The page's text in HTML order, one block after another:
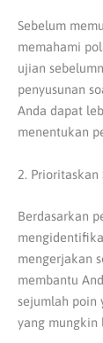
Sebelum
memahami
ujian
penyusunan
Anda dapat
menentukan
2. Prioritaskan
Berdasarkan
mengerjakan
membantu
sejumlah poin
yang mungkin